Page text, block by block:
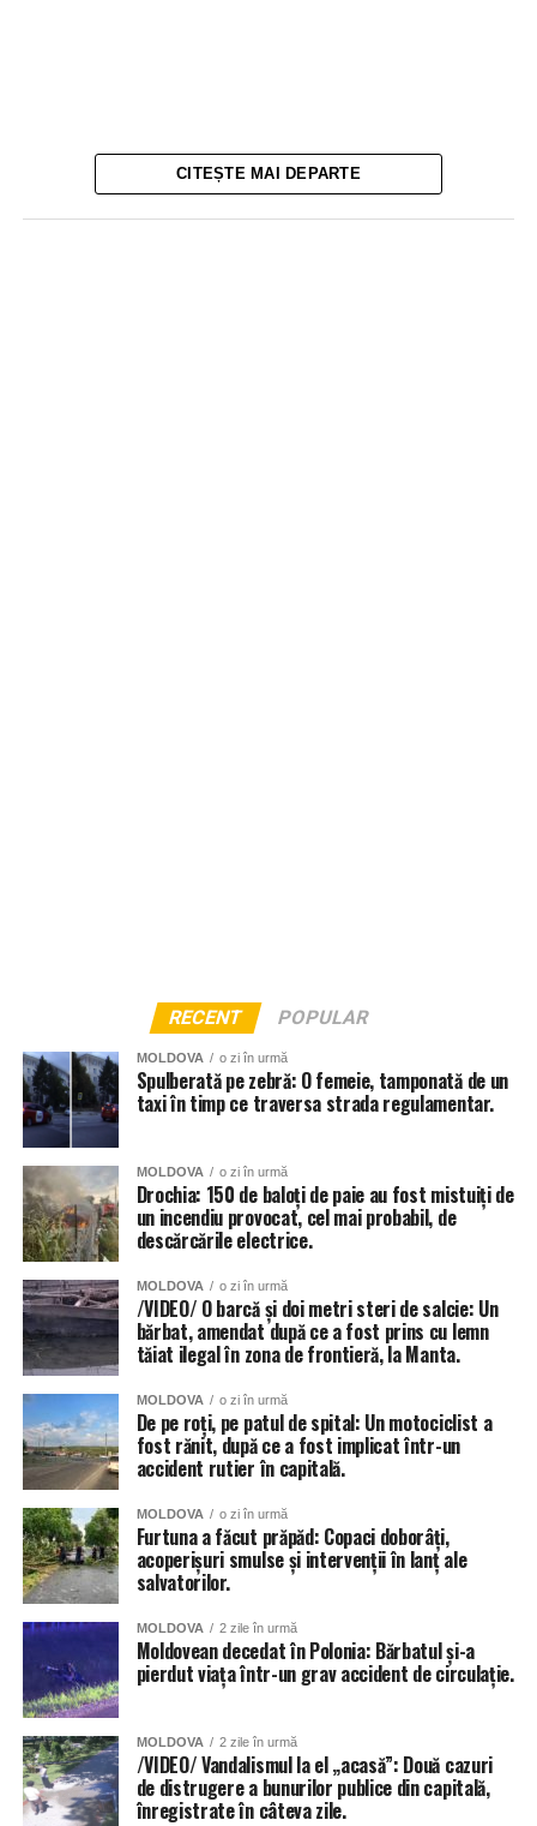
CITEȘTE MAI DEPARTE
RECENT POPULAR
MOLDOVA o zi în urmă
Spulberată pe zebră: O femeie, tamponată de un
taxi în timp ce traversa strada regulamentar.
MOLDOVA o zi în urmă
Drochia: 150 de baloți de paie au fost mistuiți de
un incendiu provocat, cel mai probabil, de
descărcările electrice.
MOLDOVA o zi în urmă
/VIDEO/ O barcă și doi metri steri de salcie: Un
bărbat, amendat după ce a fost prins cu lemn
tăiat ilegal în zona de frontieră, la Manta.
MOLDOVA o zi în urmă
De pe roți, pe patul de spital: Un motociclist a
fost rănit, după ce a fost implicat într-un
accident rutier în capitală.
MOLDOVA o zi în urmă
Furtuna a făcut prăpăd: Copaci doborâți,
acoperișuri smulse și intervenții în lanț ale
salvatorilor.
MOLDOVA 2 zile în urmă
Moldovean decedat în Polonia: Bărbatul și-a
pierdut viața într-un grav accident de circulație.
MOLDOVA 2 zile în urmă
/VIDEO/ Vandalismul la el „acasă”: Două cazuri
de distrugere a bunurilor publice din capitală,
înregistrate în câteva zile.